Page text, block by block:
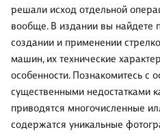
решали исход отдельной
вообще. В издании вы
создании и применении
машин, их технические
особенности. Познакомитесь с
существенными недостатками
приводятся многочисленные
содержатся уникальные